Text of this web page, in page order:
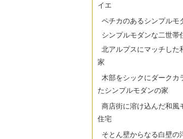
イエ
ペチカのあるシンプルモ
シンプルモダンな二世帯
北アルプスにマッチした
家
木部をシックにダークカ
たシンプルモダンの家
商店街に溶け込んだ和風
住宅
そとん壁からなる白壁の